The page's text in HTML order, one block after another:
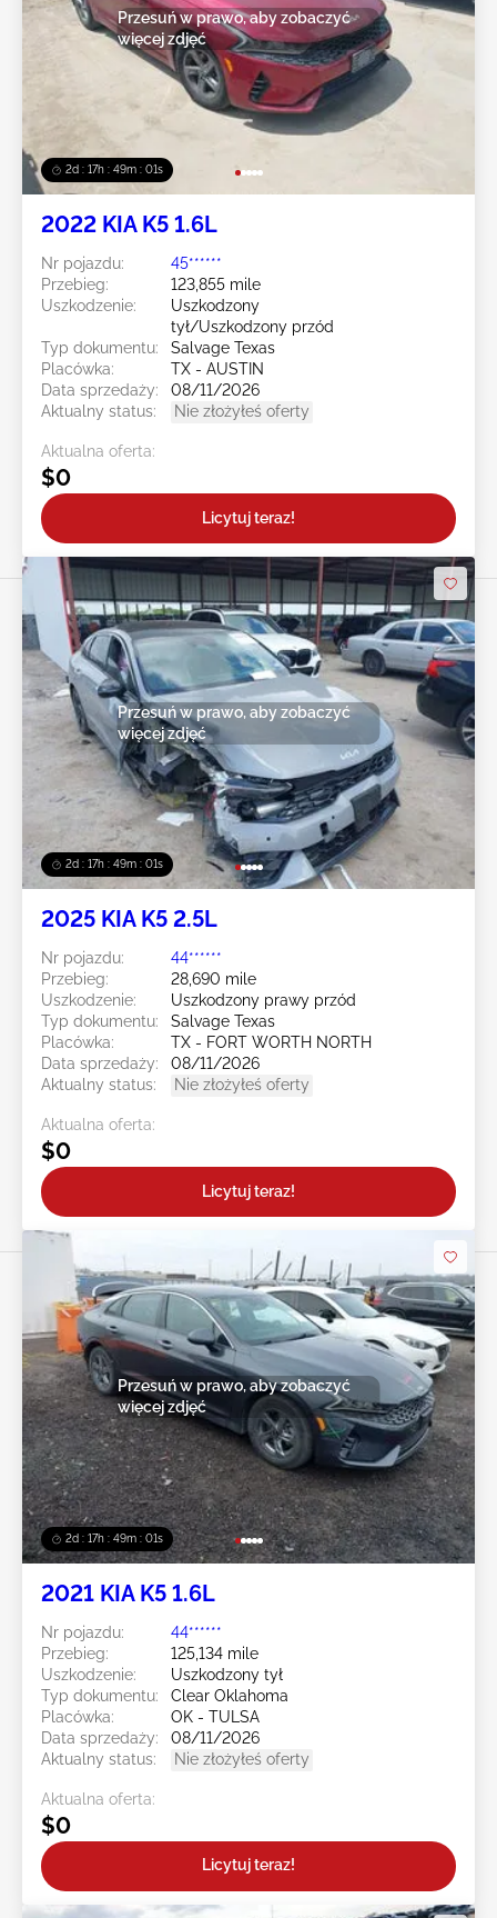
2d : 17h : 48m : 58s
Przesuń w prawo, aby zobaczyć
więcej zdjęć
2022 KIA K5 1.6L
Nr pojazdu:
45******
Przebieg:
123,855 mile
Uszkodzenie:
Uszkodzony
tył/Uszkodzony przód
Typ dokumentu:
Salvage Texas
Placówka:
TX - AUSTIN
Data sprzedaży:
08/11/2026
Aktualny status:
Nie złożyłeś oferty
Aktualna oferta:
$0
Licytuj teraz!
2d : 17h : 48m : 58s
Przesuń w prawo, aby zobaczyć
więcej zdjęć
2025 KIA K5 2.5L
Nr pojazdu:
44******
Przebieg:
28,690 mile
Uszkodzenie:
Uszkodzony prawy przód
Typ dokumentu:
Salvage Texas
Placówka:
TX - FORT WORTH NORTH
Data sprzedaży:
08/11/2026
Aktualny status:
Nie złożyłeś oferty
Aktualna oferta:
$0
Licytuj teraz!
2d : 17h : 48m : 58s
Przesuń w prawo, aby zobaczyć
więcej zdjęć
2021 KIA K5 1.6L
Nr pojazdu:
44******
Przebieg:
125,134 mile
Uszkodzenie:
Uszkodzony tył
Typ dokumentu:
Clear Oklahoma
Placówka:
OK - TULSA
Data sprzedaży:
08/11/2026
Aktualny status:
Nie złożyłeś oferty
Aktualna oferta:
$0
Licytuj teraz!